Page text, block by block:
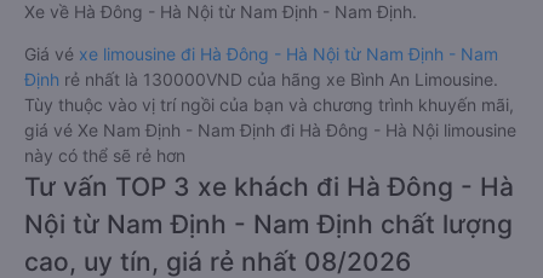
Xe về Hà Đông - Hà Nội từ Nam Định - Nam Định.
Giá vé xe limousine đi Hà Đông - Hà Nội từ Nam Định - Nam
Định rẻ nhất là 130000VND của hãng xe Bình An Limousine.
Tùy thuộc vào vị trí ngồi của bạn và chương trình khuyến mãi,
giá vé Xe Nam Định - Nam Định đi Hà Đông - Hà Nội limousine
này có thể sẽ rẻ hơn
Tư vấn TOP 3 xe khách đi Hà Đông - Hà
Nội từ Nam Định - Nam Định chất lượng
cao, uy tín, giá rẻ nhất 08/2026